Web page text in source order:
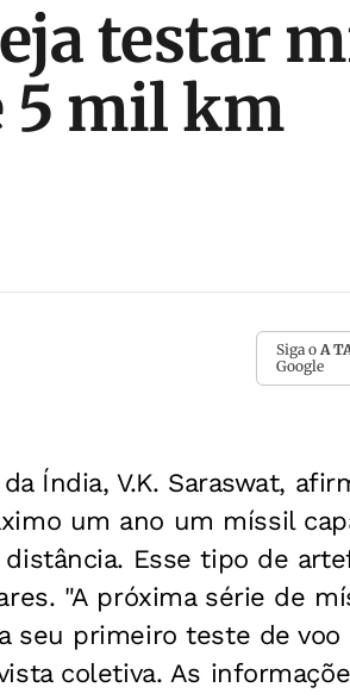
testar
5 mil km
Siga o A
Google
Índia, V.K. Saraswat,
um ano um míssil
Esse tipo de
"A próxima série de
seu primeiro teste de
coletiva. As